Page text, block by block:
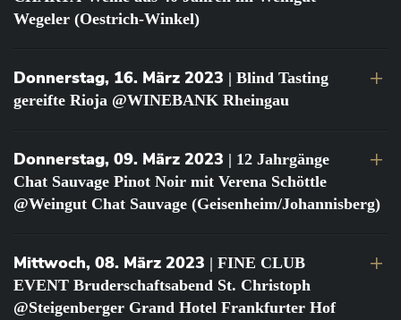
Wegeler (Oestrich-Winkel)
Donnerstag, 16. März 2023 | Blind Tasting
gereifte Rioja @WINEBANK Rheingau
Donnerstag, 09. März 2023 | 12 Jahrgänge
Chat Sauvage Pinot Noir mit Verena Schöttle
@Weingut Chat Sauvage (Geisenheim/Johannisberg)
Mittwoch, 08. März 2023 | FINE CLUB
EVENT Bruderschaftsabend St. Christoph
@Steigenberger Grand Hotel Frankfurter Hof